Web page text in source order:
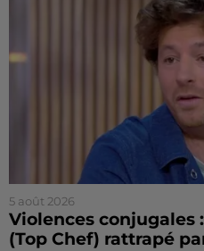
5 août 2026
Violences conjugales
(Top Chef) rattrapé